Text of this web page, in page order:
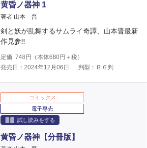
黄昏ノ器神 1
著者 山本 晋
剣と妖が乱舞するサムライ奇譚、山本晋最新
作見参!!
定価 748 円（本体680円＋税）
発売日：2024年12月06日
判型：Ｂ６判
コミックス
電子専売
試し読みをする
黄昏ノ器神【分冊版】